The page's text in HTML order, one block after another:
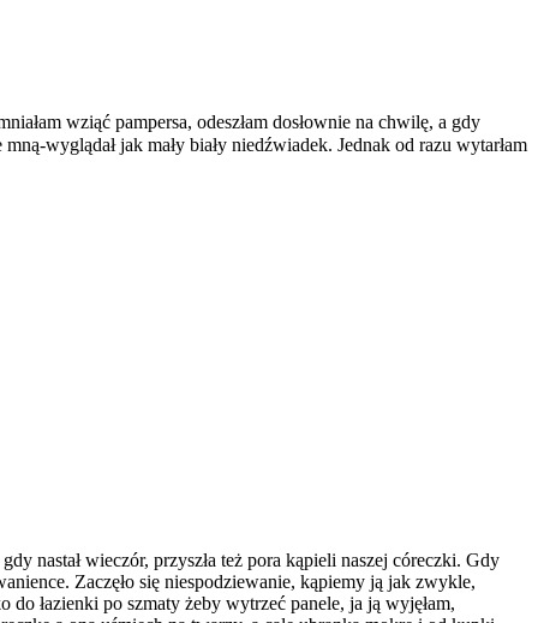
wziąć pampersa, odeszłam dosłownie na chwilę, a gdy
wyglądał jak mały biały niedźwiadek. Jednak od razu wytarłam
nastał wieczór, przyszła też pora kąpieli naszej córeczki. Gdy
Zaczęło się niespodziewanie, kąpiemy ją jak zwykle,
łazienki po szmaty żeby wytrzeć panele, ja ją wyjęłam,